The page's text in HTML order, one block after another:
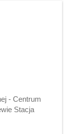
- Centrum
Stacja